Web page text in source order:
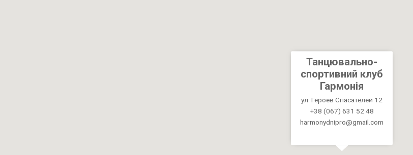
Танцювально-
спортивний клуб
Гармонія
ул. Героев Спасателей 12
+38 (067) 631 52 48
harmonydnipro@gmail.com